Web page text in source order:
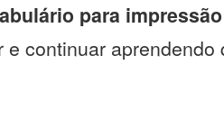
para impressão
e continuar aprendendo